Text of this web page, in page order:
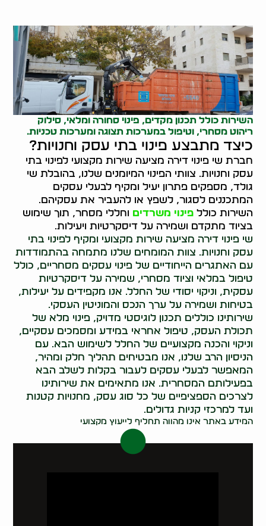
השירות כולל תכנון מקדים, פינוי סחורה ומלאי, סילוק
ריהוט מסחרי, וטיפול במערכות תצוגה ומערכות טכניות.
כיצד מתבצע פינוי בתי עסק וחנויות?
חברת שי פינוי דירה מציעה שירות מקצועי לפינוי בתי
עסק וחנויות. צוותי הפינוי המיומנים שלנו, בהובלת שי
גולד, מספקים פתרון יעיל ומקיף לבעלי עסקים
המתכננים לסגור, לשפץ או להעביר את עסקיהם.
השירות כוללפינוי משרדים וחללי מסחר, תוך שימוש
בציוד מתקדם ושמירה על דיסקרטיות ויעילות.
שי פינוי דירה מציעה שירות מקצועי ומקיף לפינוי בתי
עסק וחנויות. צוות המומחים שלנו מתמחה בהתמודדות
עם האתגרים הייחודיים של פינוי עסקים מסחריים, כולל
טיפול במלאי וציוד מסחרי, שמירה על דיסקרטיות
עסקית, וניקוי יסודי של החלל. אנו מקפידים על יעילות,
בטיחות ושמירה על ערך הנכס והמוניטין העסקי.
שירותינו כוללים תכנון לוגיסטי מדויק, פינוי מלא של
תכולת העסק, טיפול אחראי במידע ומסמכים עסקיים,
וניקוי והכנה מקצועיים של החלל לשימוש הבא. עם
הניסיון הרב שלנו, אנו מבטיחים תהליך חלק ומהיר,
המאפשר לבעלי עסקים לעבור בקלות לשלב הבא
בפעילותם המסחרית. אנו מתאימים את שירותינו
לצרכים הספציפיים של כל סוג עסק, מחנויות קטנות
ועד למרכזי קניות גדולים.
המידע באתר אינו מהווה תחליף לייעוץ מקצועי